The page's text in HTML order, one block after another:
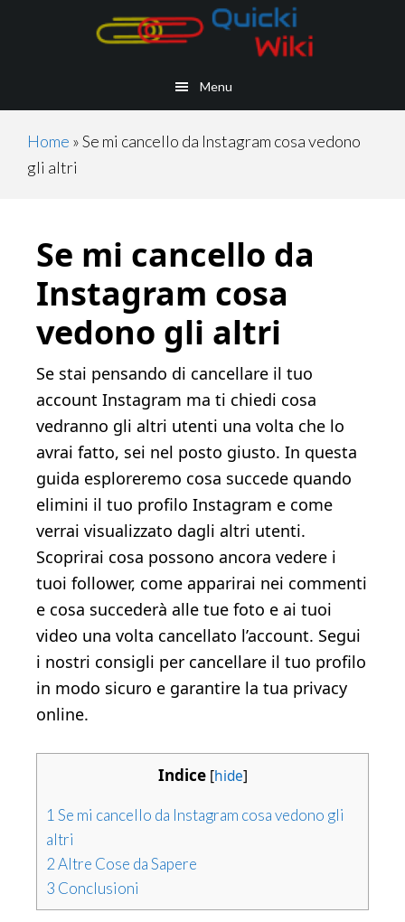
Menu
Home »Se mi cancello da Instagram cosa vedono
gli altri
Se mi cancello da
Instagram cosa
vedono gli altri
Se stai pensando di cancellare il tuo
account Instagram ma ti chiedi cosa
vedranno gli altri utenti una volta che lo
avrai fatto, sei nel posto giusto. In questa
guida esploreremo cosa succede quando
elimini il tuo profilo Instagram e come
verrai visualizzato dagli altri utenti.
Scoprirai cosa possono ancora vedere i
tuoi follower, come apparirai nei commenti
e cosa succederà alle tue foto e ai tuoi
video una volta cancellato l’account. Segui
i nostri consigli per cancellare il tuo profilo
in modo sicuro e garantire la tua privacy
online.
Indice [hide]
1 Se mi cancello da Instagram cosa vedono gli
altri
2Altre Cose da Sapere
3 Conclusioni